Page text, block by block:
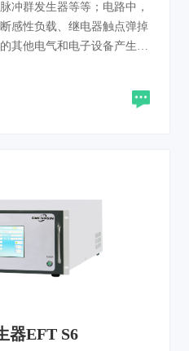
冲群发生器等等；电路中，
感性负载、继电器触点弹掉
其他电气和电子设备产生干
可对半导体器件的结电容充
引起电路或设备出错。脉冲
器EFT S6